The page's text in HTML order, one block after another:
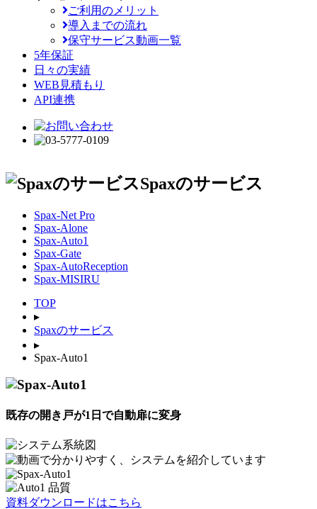
ご利用のメリット
導入までの流れ
保守サービス動画一覧
5年保証
日々の実績
WEB見積もり
API連携
Spaxのサービス
Spax-Net Pro
Spax-Alone
Spax-Auto1
Spax-Gate
Spax-AutoReception
Spax-MISIRU
TOP
▸
Spaxのサービス
▸
Spax-Auto1
既存の開き戸が1日で自動扉に変身
資料ダウンロードはこちら